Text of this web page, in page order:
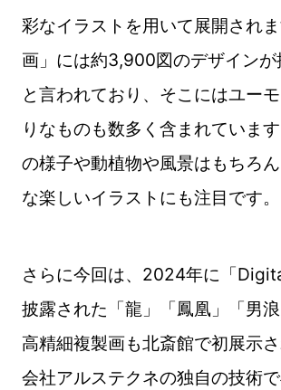
彩なイラストを用いて展開され
画」には約3,900図のデザインが
と言われており、そこにはユー
りなものも数多く含まれていま
の様子や動植物や風景はもちろ
な楽しいイラストにも注目です。
さらに今回は、2024年に「
披露された「龍」「鳳凰」「男
高精細複製画も北斎館で初展示
会社アルステクネの独自の技術